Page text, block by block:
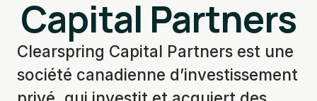
Capital Partners
Clearspring Capital Partners est une
société canadienne d’investissement